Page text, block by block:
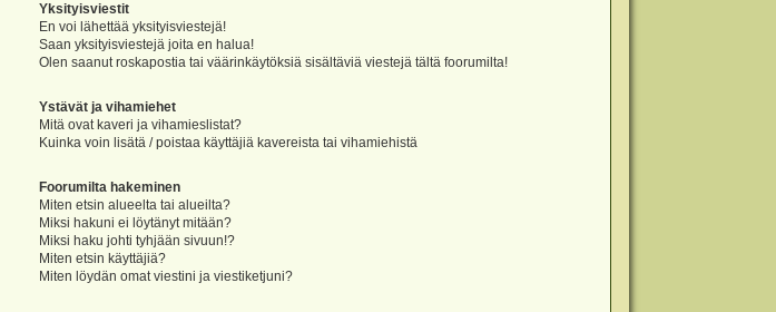
Yksityisviestit
En voi lähettää yksityisviestejä!
Saan yksityisviestejä joita en halua!
Olen saanut roskapostia tai väärinkäytöksiä sisältäviä viestejä tältä foorumilta!
Ystävät ja vihamiehet
Mitä ovat kaveri ja vihamieslistat?
Kuinka voin lisätä / poistaa käyttäjiä kavereista tai vihamiehistä
Foorumilta hakeminen
Miten etsin alueelta tai alueilta?
Miksi hakuni ei löytänyt mitään?
Miksi haku johti tyhjään sivuun!?
Miten etsin käyttäjiä?
Miten löydän omat viestini ja viestiketjuni?